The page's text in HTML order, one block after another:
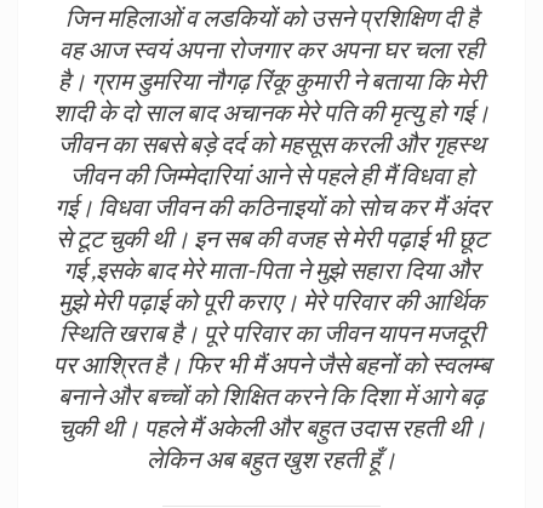
जिन महिलाओं व लडकियों को उसने प्रशिक्षिण दी है
वह आज स्वयं अपना रोजगार कर अपना घर चला रही
है। ग्राम डुमरिया नौगढ़ रिंकू कुमारी ने बताया कि मेरी
शादी के दो साल बाद अचानक मेरे पति की मृत्यु हो गई।
जीवन का सबसे बड़े दर्द को महसूस करली और गृहस्थ
जीवन की जिम्मेदारियां आने से पहले ही मैं विधवा हो
गई। विधवा जीवन की कठिनाइयों को सोच कर मैं अंदर
से टूट चुकी थी। इन सब की वजह से मेरी पढ़ाई भी छूट
गई ,इसके बाद मेरे माता-पिता ने मुझे सहारा दिया और
मुझे मेरी पढ़ाई को पूरी कराए। मेरे परिवार की आर्थिक
स्थिति खराब है। पूरे परिवार का जीवन यापन मजदूरी
पर आश्रित है। फिर भी मैं अपने जैसे बहनों को स्वलम्ब
बनाने और बच्चों को शिक्षित करने कि दिशा में आगे बढ़
चुकी थी। पहले मैं अकेली और बहुत उदास रहती थी।
लेकिन अब बहुत खुश रहती हूँ।